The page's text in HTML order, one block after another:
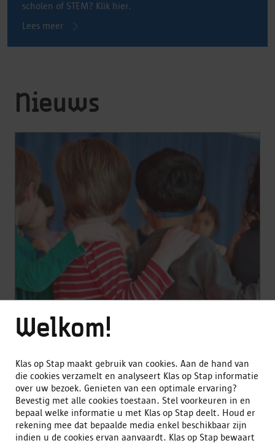
Welkom!
Klas op Stap maakt gebruik van cookies. Aan de hand van
die cookies verzamelt en analyseert Klas op Stap informatie
over uw bezoek. Genieten van een optimale ervaring?
Bevestig met alle cookies toestaan. Stel voorkeuren in en
bepaal welke informatie u met Klas op Stap deelt. Houd er
rekening mee dat bepaalde media enkel beschikbaar zijn
indien u de cookies ervan aanvaardt. Klas op Stap bewaart
scholen of STEM? Klik hier.
Lees meer
Nieuws
Open oproep aanbod
Kleutermenu &
2026 - 2027
20/02/2026
Lees meer